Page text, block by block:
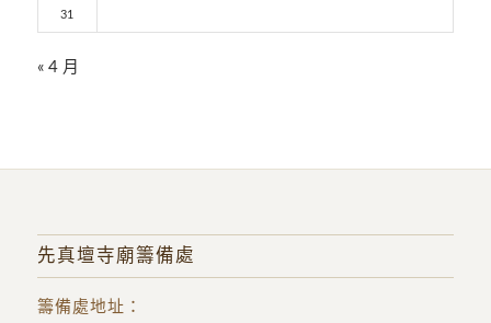
31
« 4 月
先真壇寺廟籌備處
籌備處地址 ：